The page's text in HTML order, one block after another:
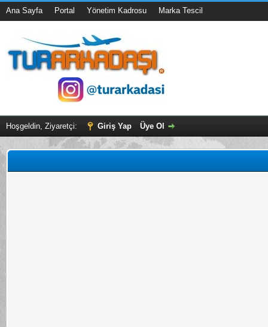
Ana Sayfa Portal Yönetim Kadrosu Marka Tescil
Hoşgeldin, Ziyaretçi: Giriş Yap Üye Ol